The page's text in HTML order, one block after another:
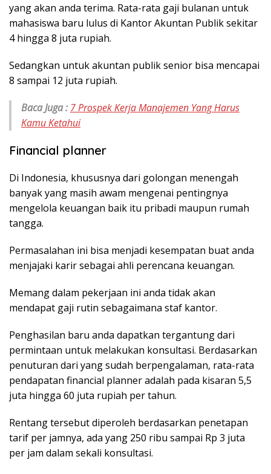
yang akan anda terima. Rata-rata gaji bulanan untuk
mahasiswa baru lulus di Kantor Akuntan Publik sekitar
4 hingga 8 juta rupiah.
Sedangkan untuk akuntan publik senior bisa mencapai
8 sampai 12 juta rupiah.
Baca Juga : 7 Prospek Kerja Manajemen Yang Harus
Kamu Ketahui
Financial planner
Di Indonesia, khususnya dari golongan menengah
banyak yang masih awam mengenai pentingnya
mengelola keuangan baik itu pribadi maupun rumah
tangga.
Permasalahan ini bisa menjadi kesempatan buat anda
menjajaki karir sebagai ahli perencana keuangan.
Memang dalam pekerjaan ini anda tidak akan
mendapat gaji rutin sebagaimana staf kantor.
Penghasilan baru anda dapatkan tergantung dari
permintaan untuk melakukan konsultasi. Berdasarkan
penuturan dari yang sudah berpengalaman, rata-rata
pendapatan financial planner adalah pada kisaran 5,5
juta hingga 60 juta rupiah per tahun.
Rentang tersebut diperoleh berdasarkan penetapan
tarif per jamnya, ada yang 250 ribu sampai Rp 3 juta
per jam dalam sekali konsultasi.